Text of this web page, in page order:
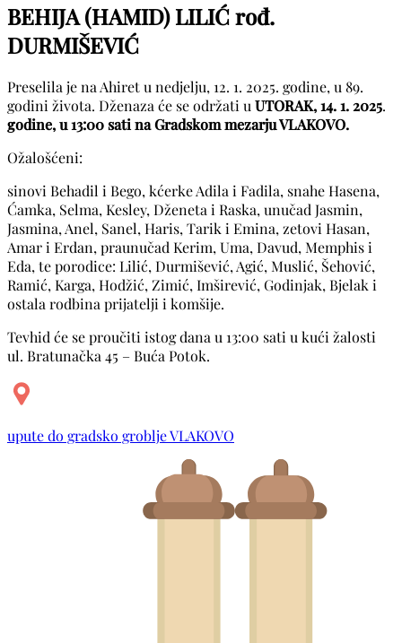
BEHIJA (HAMID) LILIĆ rođ.
DURMIŠEVIĆ
Preselila je na Ahiret u nedjelju, 12. 1. 2025. godine, u 89.
godini života. Dženaza će se održati u UTORAK, 14. 1. 2025.
godine, u 13:00 sati na Gradskom mezarju VLAKOVO.
Ožalošćeni:
sinovi Behadil i Bego, kćerke Adila i Fadila, snahe Hasena,
Ćamka, Selma, Kesley, Dženeta i Raska, unučad Jasmin,
Jasmina, Anel, Sanel, Haris, Tarik i Emina, zetovi Hasan,
Amar i Erdan, praunučad Kerim, Uma, Davud, Memphis i
Eda, te porodice: Lilić, Durmišević, Agić, Muslić, Šehović,
Ramić, Karga, Hodžić, Zimić, Imširević, Godinjak, Bjelak i
ostala rodbina prijatelji i komšije.
Tevhid će se proučiti istog dana u 13:00 sati u kući žalosti
ul. Bratunačka 45 – Buća Potok.
upute do gradsko groblje VLAKOVO